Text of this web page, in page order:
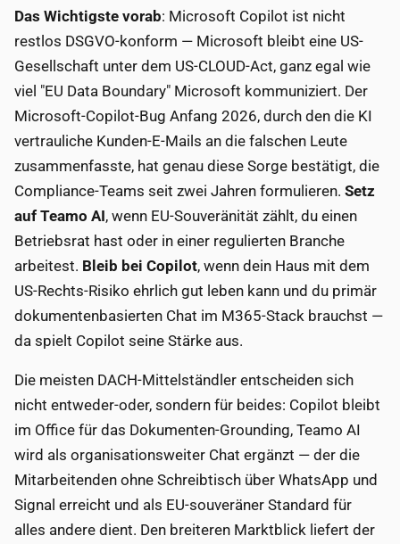
Das Wichtigste vorab: Microsoft Copilot ist nicht
restlos DSGVO-konform — Microsoft bleibt eine US-
Gesellschaft unter dem US-CLOUD-Act, ganz egal wie
viel "EU Data Boundary" Microsoft kommuniziert. Der
Microsoft-Copilot-Bug Anfang 2026, durch den die KI
vertrauliche Kunden-E-Mails an die falschen Leute
zusammenfasste, hat genau diese Sorge bestätigt, die
Compliance-Teams seit zwei Jahren formulieren. Setz
auf Teamo AI, wenn EU-Souveränität zählt, du einen
Betriebsrat hast oder in einer regulierten Branche
arbeitest. Bleib bei Copilot, wenn dein Haus mit dem
US-Rechts-Risiko ehrlich gut leben kann und du primär
dokumentenbasierten Chat im M365-Stack brauchst —
da spielt Copilot seine Stärke aus.
Die meisten DACH-Mittelständler entscheiden sich
nicht entweder-oder, sondern für beides: Copilot bleibt
im Office für das Dokumenten-Grounding, Teamo AI
wird als organisationsweiter Chat ergänzt — der die
Mitarbeitenden ohne Schreibtisch über WhatsApp und
Signal erreicht und als EU-souveräner Standard für
alles andere dient. Den breiteren Marktblick liefert der